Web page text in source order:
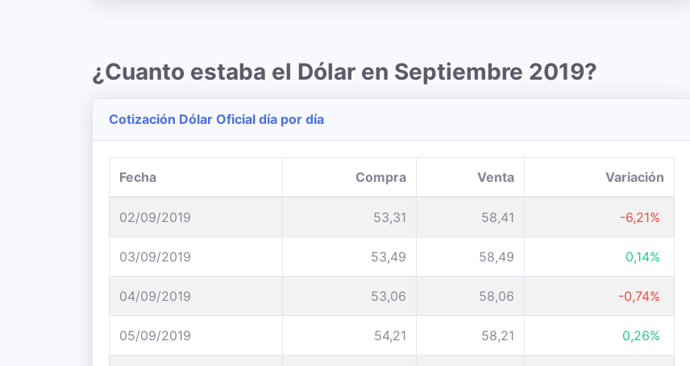
¿Cuanto estaba el Dólar en Septiembre 2019?
Cotización Dólar Oficial día por día
Fecha Compra Venta Variación
02/09/2019 53,31 58,41 -6,21%
03/09/2019 53,49 58,49 0,14%
04/09/2019 53,06 58,06 -0,74%
05/09/2019 54,21 58,21 0,26%